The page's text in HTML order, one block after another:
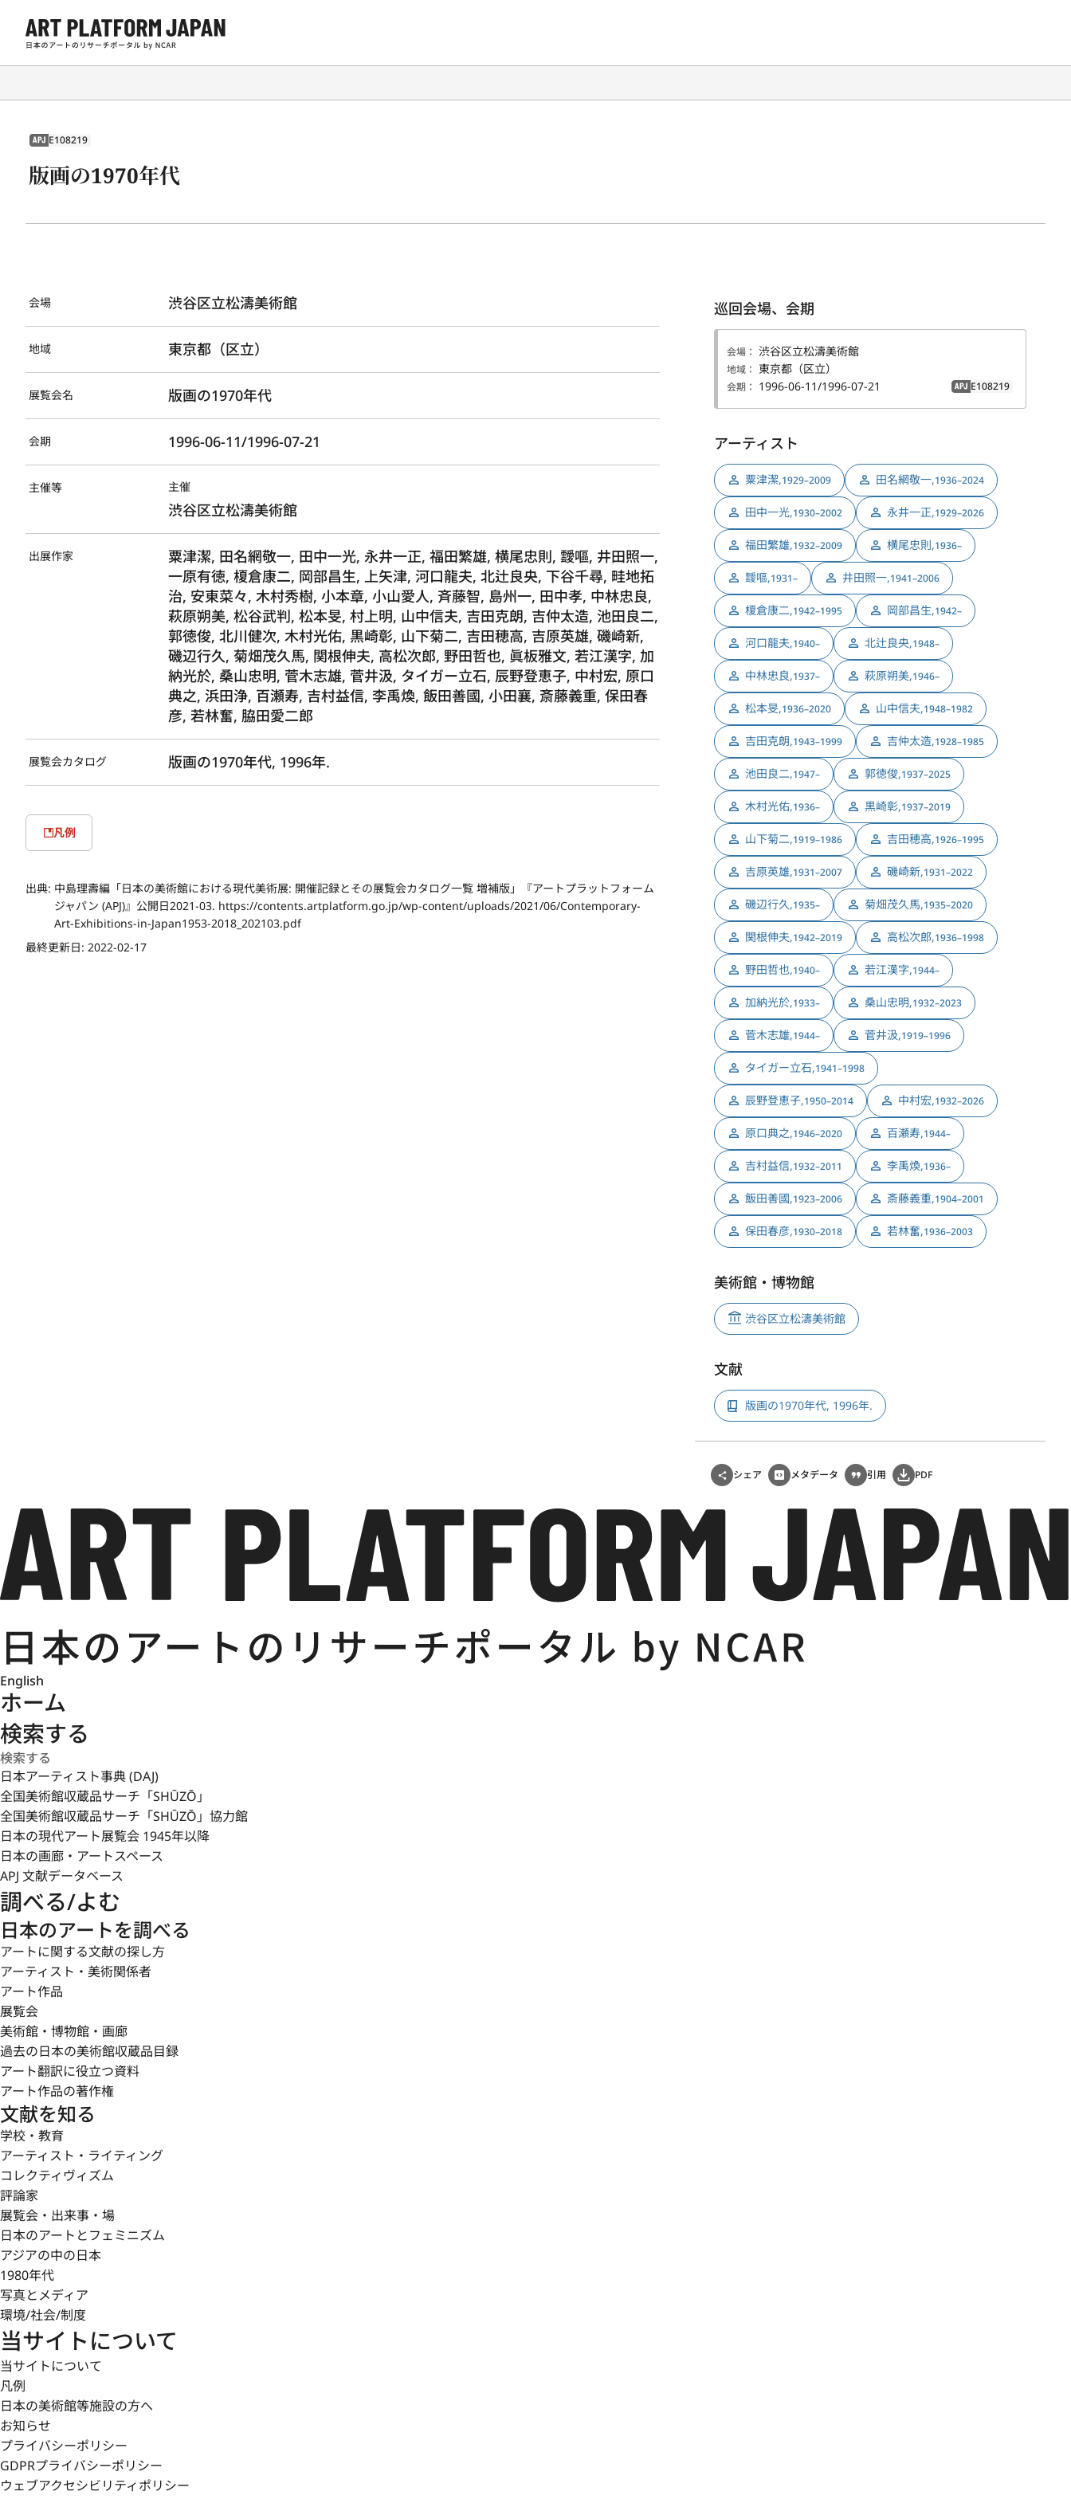
APJ E108219
版画の1970年代
会場 渋谷区立松濤美術館
地域 東京都（区立）
展覧会名 版画の1970年代
会期 1996-06-11/1996-07-21
主催等 主催
渋谷区立松濤美術館
出展作家
粟津潔, 田名網敬一, 田中一光, 永井一正, 福田繁雄, 横尾忠則, 靉嘔, 井田照一,
一原有徳, 榎倉康二, 岡部昌生, 上矢津, 河口龍夫, 北辻良央, 下谷千尋, 畦地拓
治, 安東菜々, 木村秀樹, 小本章, 小山愛人, 斉藤智, 島州一, 田中孝, 中林忠良,
萩原朔美, 松谷武判, 松本旻, 村上明, 山中信夫, 吉田克朗, 吉仲太造, 池田良二,
郭徳俊, 北川健次, 木村光佑, 黒崎彰, 山下菊二, 吉田穂高, 吉原英雄, 磯崎新,
磯辺行久, 菊畑茂久馬, 関根伸夫, 高松次郎, 野田哲也, 眞板雅文, 若江漢字, 加
納光於, 桑山忠明, 菅木志雄, 菅井汲, タイガー立石, 辰野登恵子, 中村宏, 原口
典之, 浜田浄, 百瀬寿, 吉村益信, 李禹煥, 飯田善國, 小田襄, 斎藤義重, 保田春
彦, 若林奮, 脇田愛二郎
展覧会カタログ 版画の1970年代, 1996年.
凡例
出典: 中島理壽編「日本の美術館における現代美術展: 開催記録とその展覧会カタログ一覧 増補版」『アートプラットフォーム
ジャパン (APJ)』公開日2021-03. https://contents.artplatform.go.jp/wp-content/uploads/2021/06/Contemporary-
Art-Exhibitions-in-Japan1953-2018_202103.pdf
最終更新日: 2022-02-17
巡回会場、会期
会場： 渋谷区立松濤美術館
地域： 東京都（区立）
会期： 1996-06-11/1996-07-21 APJ E108219
アーティスト
粟津潔,1929–2009 田名網敬一,1936–2024
田中一光,1930–2002 永井一正,1929–2026
福田繁雄,1932–2009 横尾忠則,1936–
靉嘔,1931– 井田照一,1941–2006
榎倉康二,1942–1995 岡部昌生,1942–
河口龍夫,1940– 北辻良央,1948–
中林忠良,1937– 萩原朔美,1946–
松本旻,1936–2020 山中信夫,1948–1982
吉田克朗,1943–1999 吉仲太造,1928–1985
池田良二,1947– 郭徳俊,1937–2025
木村光佑,1936– 黒崎彰,1937–2019
山下菊二,1919–1986 吉田穂高,1926–1995
吉原英雄,1931–2007 磯崎新,1931–2022
磯辺行久,1935– 菊畑茂久馬,1935–2020
関根伸夫,1942–2019 高松次郎,1936–1998
野田哲也,1940– 若江漢字,1944–
加納光於,1933– 桑山忠明,1932–2023
菅木志雄,1944– 菅井汲,1919–1996
タイガー立石,1941–1998
辰野登恵子,1950–2014 中村宏,1932–2026
原口典之,1946–2020 百瀬寿,1944–
吉村益信,1932–2011 李禹煥,1936–
飯田善國,1923–2006 斎藤義重,1904–2001
保田春彦,1930–2018 若林奮,1936–2003
美術館・博物館
渋谷区立松濤美術館
文献
版画の1970年代, 1996年.
シェア メタデータ 引用 PDF
English
ホーム
検索する
日本アーティスト事典 (DAJ)
全国美術館収蔵品サーチ「SHŪZŌ」
全国美術館収蔵品サーチ「SHŪZŌ」協力館
日本の現代アート展覧会 1945年以降
日本の画廊・アートスペース
APJ 文献データベース
調べる/よむ
日本のアートを調べる
アートに関する文献の探し方
アーティスト・美術関係者
アート作品
展覧会
美術館・博物館・画廊
過去の日本の美術館収蔵品目録
アート翻訳に役立つ資料
アート作品の著作権
文献を知る
学校・教育
アーティスト・ライティング
コレクティヴィズム
評論家
展覧会・出来事・場
日本のアートとフェミニズム
アジアの中の日本
1980年代
写真とメディア
環境/社会/制度
当サイトについて
当サイトについて
凡例
日本の美術館等施設の方へ
お知らせ
プライバシーポリシー
GDPRプライバシーポリシー
ウェブアクセシビリティポリシー